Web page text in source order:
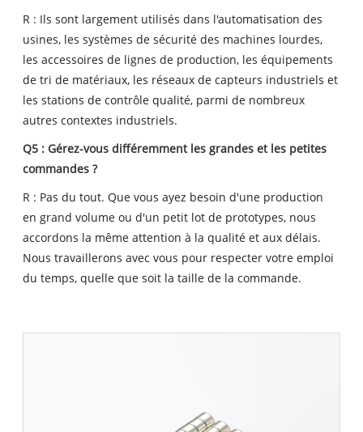
R : Ils sont largement utilisés dans l'automatisation des
usines, les systèmes de sécurité des machines lourdes,
les accessoires de lignes de production, les équipements
de tri de matériaux, les réseaux de capteurs industriels et
les stations de contrôle qualité, parmi de nombreux
autres contextes industriels.
Q5 : Gérez-vous différemment les grandes et les petites
commandes ?
R : Pas du tout. Que vous ayez besoin d'une production
en grand volume ou d'un petit lot de prototypes, nous
accordons la même attention à la qualité et aux délais.
Nous travaillerons avec vous pour respecter votre emploi
du temps, quelle que soit la taille de la commande.